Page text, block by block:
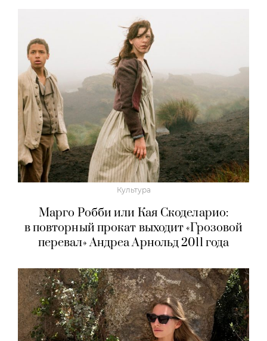
Культура
Марго Робби или Кая Скоделарио:
в повторный прокат выходит «Грозовой
перевал» Андреа Арнольд 2011 года